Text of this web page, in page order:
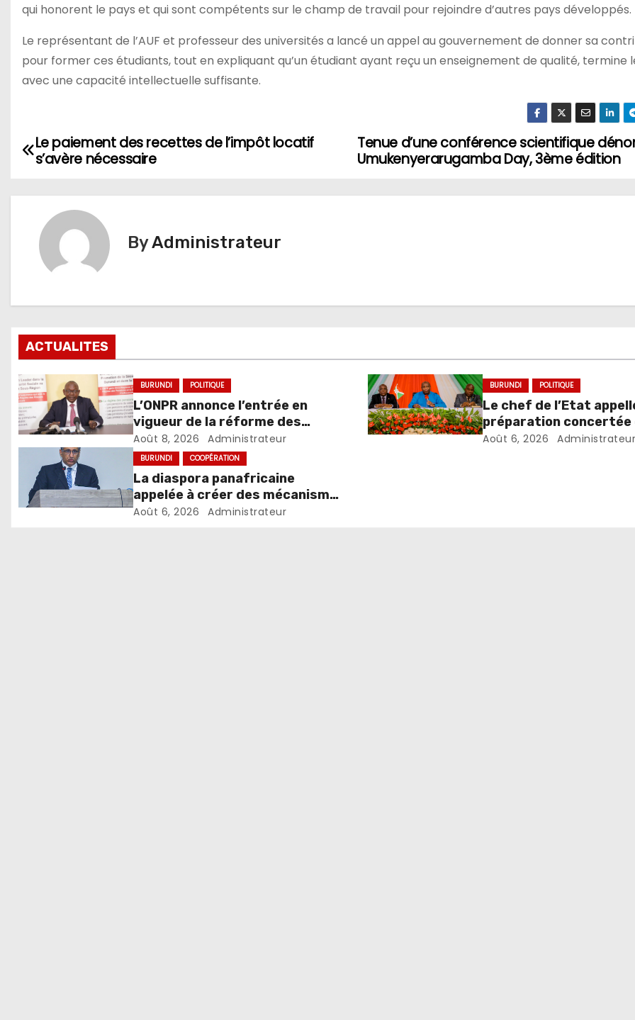
qui honorent le pays et qui sont compétents sur le champ de travail pour rejoindre d’autres pays développés.
Le représentant de l’AUF et professeur des universités a lancé un appel au gouvernement de donner sa
pour former ces étudiants, tout en expliquant qu’un étudiant ayant reçu un enseignement de qualité, termine
avec une capacité intellectuelle suffisante.
Navigation
l’article
Tenue d’une conférence scientifique
Umukenyerarugamba Day, 3ème édition
Le paiement des recettes de l’impôt locatif
s’avère nécessaire
ByAdministrateur
ACTUALITES
BURUNDI POLITIQUE
L’ONPR annonce l’entrée en
vigueur de la réforme des
pensions de retraite du secteur
public
Août 8, 2026 Administrateur
BURUNDI POLITIQUE
Le chef de l’Etat
préparation concertée
élections de 2027
Août 6, 2026 Administrateur
BURUNDI COOPÉRATION
La diaspora panafricaine
appelée à créer des mécanismes
favorisant l’investissement
Août 6, 2026 Administrateur